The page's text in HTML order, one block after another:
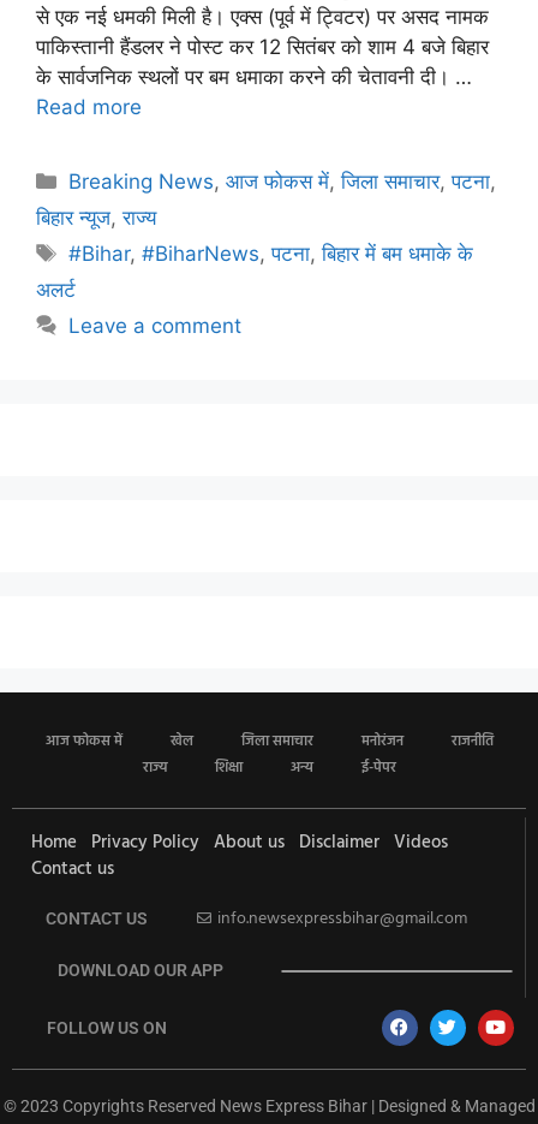
से एक नई धमकी मिली है। एक्स (पूर्व में ट्विटर) पर असद नामक
पाकिस्तानी हैंडलर ने पोस्ट कर 12 सितंबर को शाम 4 बजे बिहार
के सार्वजनिक स्थलों पर बम धमाका करने की चेतावनी दी। …
Read more
Breaking News,आज फोकस में,जिला समाचार,पटना,
बिहार न्यूज,राज्य
#Bihar,#BiharNews,पटना,बिहार में बम धमाके के
अलर्ट
Leave a comment
आज फोकस में खेल जिला समाचार मनोरंजन
राजनीति
राज्य
शिक्षा अन्य ई-पेपर
Home Privacy Policy About us Disclaimer Videos
Contact us
CONTACT US info.newsexpressbihar@gmail.com
DOWNLOAD OUR APP
FOLLOW US ON
© 2023 Copyrights Reserved News Express Bihar | Designed & Managed